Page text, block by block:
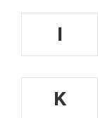
I
K